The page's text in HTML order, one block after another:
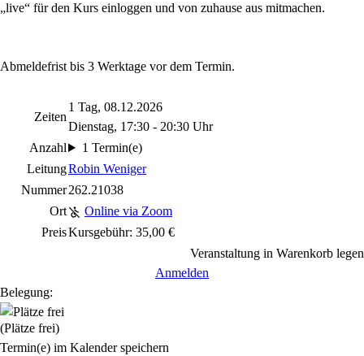
„live“ für den Kurs einloggen und von zuhause aus mitmachen.
Abmeldefrist bis 3 Werktage vor dem Termin.
Zeiten
1 Tag, 08.12.2026
Dienstag, 17:30 - 20:30 Uhr
Anzahl
1 Termin(e)
LeitungRobin Weniger
Nummer262.21038
Ort
Online via Zoom
PreisKursgebühr: 35,00 €
Veranstaltung in Warenkorb legen
Anmelden
Belegung:
(Plätze frei)
Termin(e) im Kalender speichern